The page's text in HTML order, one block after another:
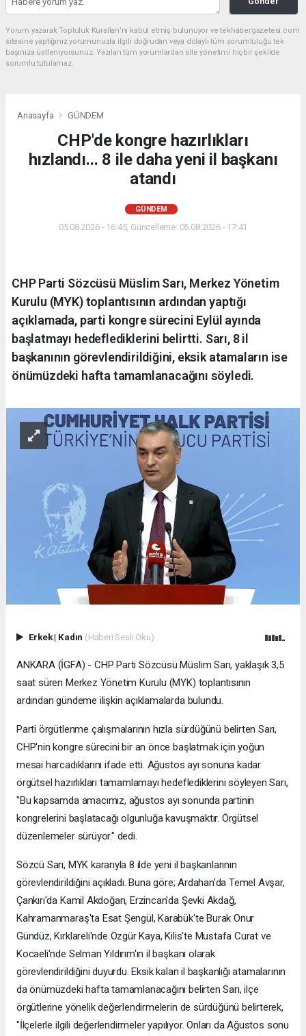
Yorum yazarak Topluluk Kuralları’nı kabul etmiş bulunuyor ve tekhabergazetesi.com
sitesine yaptığınız yorumunuzla ilgili doğrudan veya dolaylı tüm sorumluluğu tek
başınıza üstleniyorsunuz. Yazılan tüm yorumlardan site yönetimi hiçbir şekilde
sorumlu tutulamaz.
Anasayfa GÜNDEM
CHP'de kongre hazırlıkları
hızlandı... 8 ile daha yeni il başkanı
atandı
GÜNDEM
05.08.2026 - 16:45, Güncelleme: 05.08.2026 - 17:41
CHP Parti Sözcüsü Müslim Sarı, Merkez Yönetim
Kurulu (MYK) toplantısının ardından yaptığı
açıklamada, parti kongre sürecini Eylül ayında
başlatmayı hedeflediklerini belirtti. Sarı, 8 il
başkanının görevlendirildiğini, eksik atamaların ise
önümüzdeki hafta tamamlanacağını söyledi.
Erkek| Kadın (Haberi Sesli Oku)
ANKARA (İGFA) - CHP Parti Sözcüsü Müslim Sarı, yaklaşık 3,5
saat süren Merkez Yönetim Kurulu (MYK) toplantısının
ardından gündeme ilişkin açıklamalarda bulundu.
Parti örgütlenme çalışmalarının hızla sürdüğünü belirten Sarı,
CHP'nin kongre sürecini bir an önce başlatmak için yoğun
mesai harcadıklarını ifade etti. Ağustos ayı sonuna kadar
örgütsel hazırlıkları tamamlamayı hedeflediklerini söyleyen Sarı,
"Bu kapsamda amacımız, ağustos ayı sonunda partinin
kongrelerini başlatacağı olgunluğa kavuşmaktır. Örgütsel
düzenlemeler sürüyor." dedi.
Sözcü Sarı, MYK kararıyla 8 ilde yeni il başkanlarının
görevlendirildiğini açıkladı. Buna göre; Ardahan'da Temel Avşar,
Çankırı'da Kamil Akdoğan, Erzincan'da Şevki Akdağ,
Kahramanmaraş'ta Esat Şengül, Karabük'te Burak Onur
Gündüz, Kırklareli'nde Özgür Kaya, Kilis'te Mustafa Curat ve
Kocaeli'nde Selman Yıldırım'ın il başkanı olarak
görevlendirildiğini duyurdu. Eksik kalan il başkanlığı atamalarının
da önümüzdeki hafta tamamlanacağını belirten Sarı, ilçe
örgütlerine yönelik değerlendirmelerin de sürdüğünü belirterek,
"İlçelerle ilgili değerlendirmeler yapılıyor. Onları da Ağustos sonu